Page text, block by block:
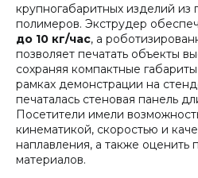
крупногабаритных изделий из
полимеров. Экструдер
до 10 кг/час, а
позволяет печатать объекты
сохраняя компактные
рамках демонстрации на
печаталась стеновая панель
Посетители имели
кинематикой, скоростью и
наплавления, а также
материалов.